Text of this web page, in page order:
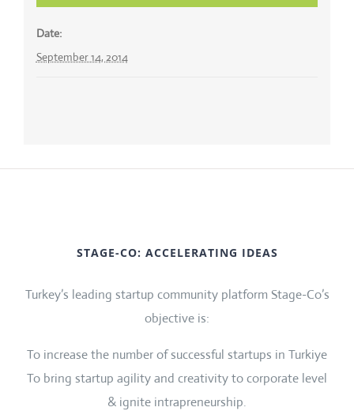
Date:
September 14, 2014
STAGE-CO: ACCELERATING IDEAS
Turkey’s leading startup community platform Stage-Co’s
objective is:
To increase the number of successful startups in Turkiye
To bring startup agility and creativity to corporate level
& ignite intrapreneurship.